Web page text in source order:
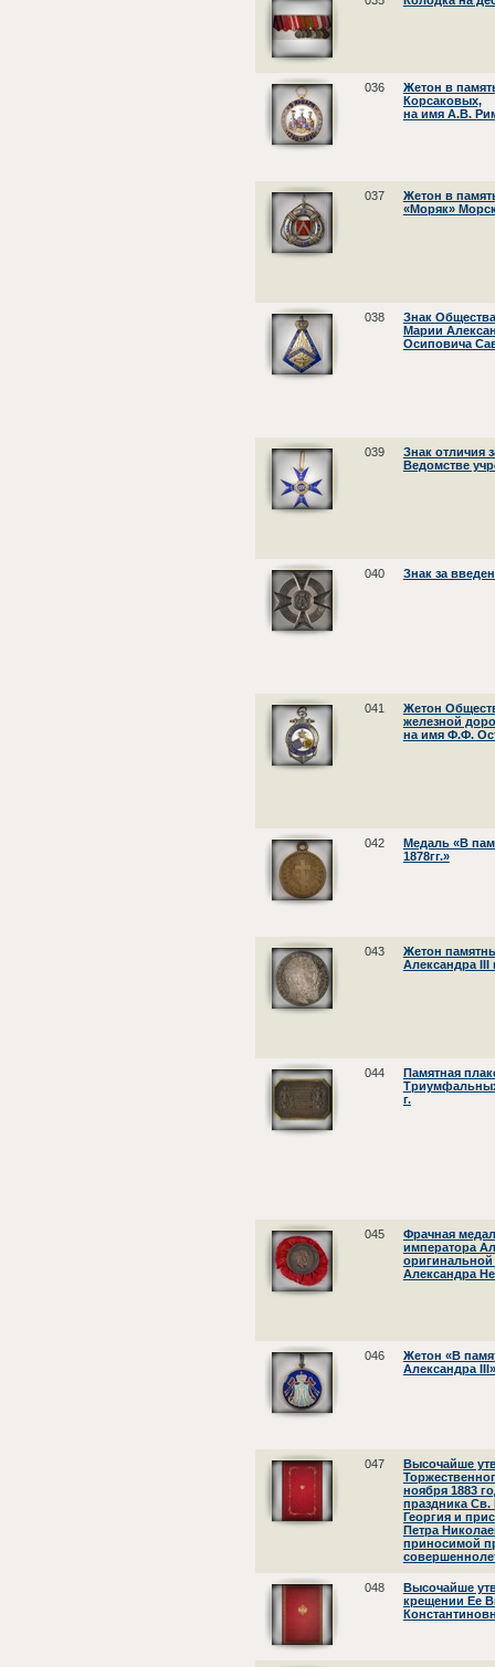
036
Жетон в
Корсаковых,
на имя А.В.
037
Жетон в
«Моряк»
038
Знак
Марии
Осиповича
039
Знак отличия
Ведомстве
040 Знак за
041
Жетон
железной
на имя Ф.Ф.
042
Медаль «В
1878гг.»
043
Жетон
Александра III
044
Памятная
Триумфальных
г.
045
Фрачная
императора
оригинальной
Александра
046
Жетон «В
Александра III»
047
Высочайше
ноября 1883
праздника
Георгия и
Петра
приносимой
048
Высочайше
крещении Ее